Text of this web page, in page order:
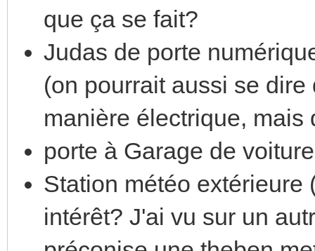
que ça se fait?
Judas de porte
(on pourrait aussi se
manière électrique, mais
porte à Garage de
Station météo extérieure
intérêt? J'ai vu sur un